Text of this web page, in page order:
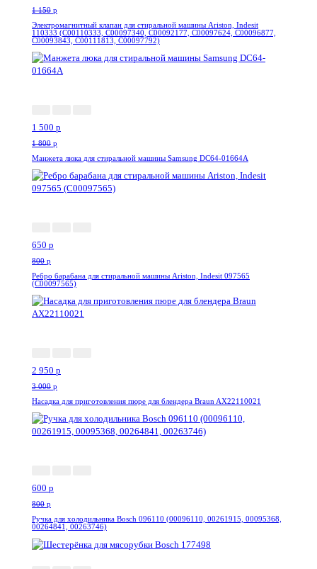
1 150 p
Электромагнитный клапан для стиральной машины Ariston, Indesit
110333 (C00110333, C00097340, C00092177, C00097624, C00096877,
C00093843, C00111813, C00097792)
1 500 p
1 800 p
Манжета люка для стиральной машины Samsung DC64-01664A
650 p
800 p
Ребро барабана для стиральной машины Ariston, Indesit 097565
(C00097565)
2 950 p
3 000 p
Насадка для приготовления пюре для блендера Braun AX22110021
600 p
800 p
Ручка для холодильника Bosch 096110 (00096110, 00261915, 00095368,
00264841, 00263746)